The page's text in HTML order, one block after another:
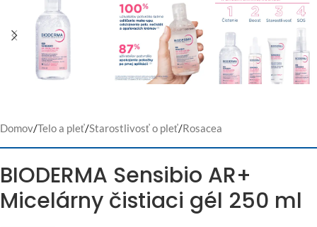
Domov/Telo a pleť/Starostlivosť o pleť/Rosacea
BIODERMA Sensibio AR+
Micelárny čistiaci gél 250 ml